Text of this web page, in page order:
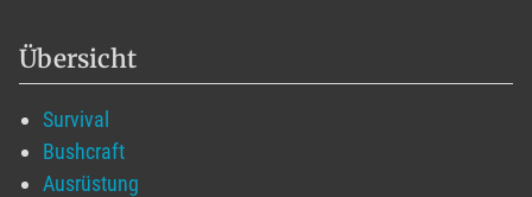
Übersicht
Survival
Bushcraft
Ausrüstung